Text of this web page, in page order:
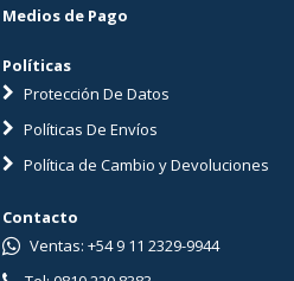
Medios de Pago
Políticas
Protección De Datos
Políticas De Envíos
Política de Cambio y Devoluciones
Contacto
Ventas: +54 9 11 2329-9944